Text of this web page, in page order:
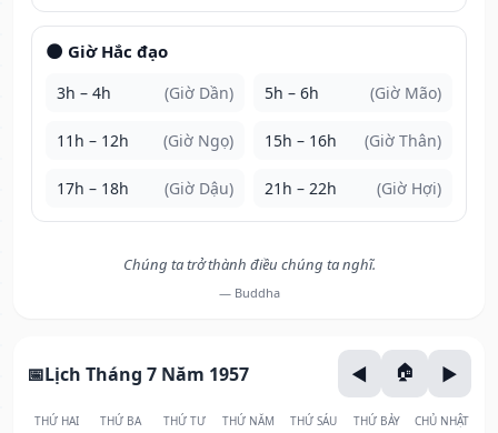
🌑 Giờ Hắc đạo
3h – 4h (Giờ Dần) 5h – 6h (Giờ Mão)
11h – 12h (Giờ Ngọ) 15h – 16h (Giờ Thân)
17h – 18h (Giờ Dậu) 21h – 22h (Giờ Hợi)
Chúng ta trở thành điều chúng ta nghĩ.
— Buddha
Lịch Tháng 7 Năm 1957
THỨ HAI THỨ BA THỨ TƯ THỨ NĂM THỨ SÁU THỨ BẢY CHỦ NHẬT